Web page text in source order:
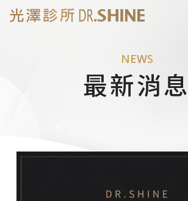
NEWS
最新消息